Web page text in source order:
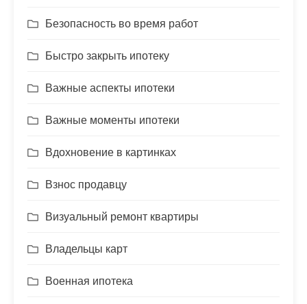
Безопасность во время работ
Быстро закрыть ипотеку
Важные аспекты ипотеки
Важные моменты ипотеки
Вдохновение в картинках
Взнос продавцу
Визуальный ремонт квартиры
Владельцы карт
Военная ипотека